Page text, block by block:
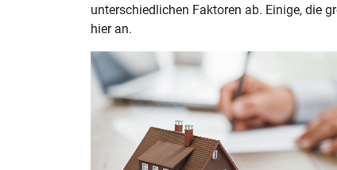
unterschiedlichen Faktoren ab. Einige, die
hier an.